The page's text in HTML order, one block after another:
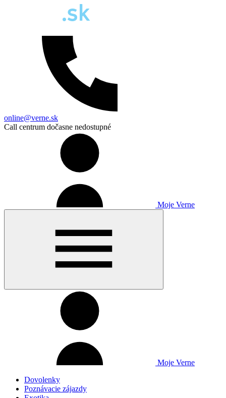
online@verne.sk
Call centrum dočasne nedostupné
Moje Verne
Moje Verne
Dovolenky
Poznávacie zájazdy